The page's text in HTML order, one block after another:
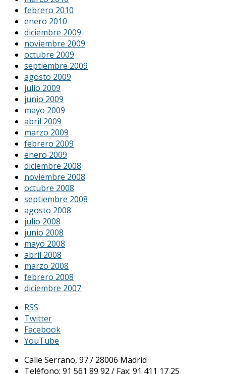
febrero 2010
enero 2010
diciembre 2009
noviembre 2009
octubre 2009
septiembre 2009
agosto 2009
julio 2009
junio 2009
mayo 2009
abril 2009
marzo 2009
febrero 2009
enero 2009
diciembre 2008
noviembre 2008
octubre 2008
septiembre 2008
agosto 2008
julio 2008
junio 2008
mayo 2008
abril 2008
marzo 2008
febrero 2008
diciembre 2007
RSS
Twitter
Facebook
YouTube
Calle Serrano, 97 / 28006 Madrid
Teléfono: 91 561 89 92 / Fax: 91 411 17 25